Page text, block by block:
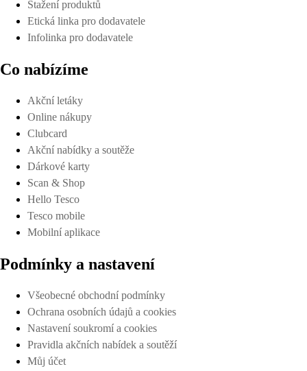
Stažení produktů
Etická linka pro dodavatele
Infolinka pro dodavatele
Co nabízíme
Akční letáky
Online nákupy
Clubcard
Akční nabídky a soutěže
Dárkové karty
Scan & Shop
Hello Tesco
Tesco mobile
Mobilní aplikace
Podmínky a nastavení
Všeobecné obchodní podmínky
Ochrana osobních údajů a cookies
Nastavení soukromí a cookies
Pravidla akčních nabídek a soutěží
Můj účet